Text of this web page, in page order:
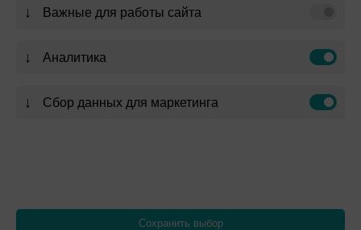
↓ Важные для работы сайта
↓ Аналитика
↓ Сбор данных для маркетинга
Сохранить выбор
2625